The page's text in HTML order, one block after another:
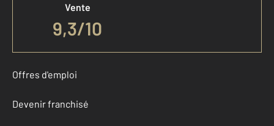
Vente
9,3/10
Offres d'emploi
Devenir franchisé